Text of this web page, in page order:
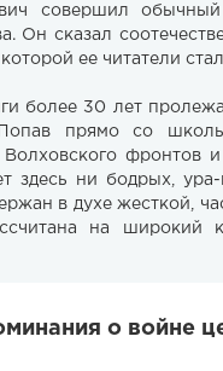
совершил
Он сказал
ее читатели
более 30 лет
прямо со
Волховского фронтов
здесь ни бодрых,
в духе жесткой,
на широкий
о войне